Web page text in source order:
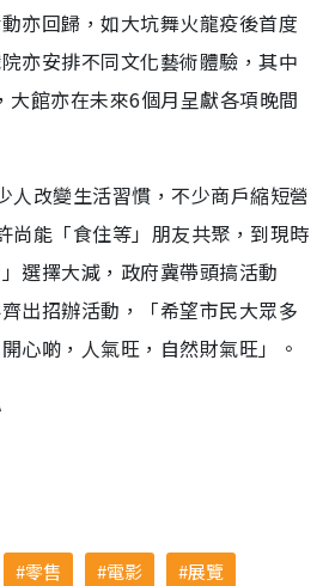
亦回歸，如大坑舞火龍疫後首度
亦安排不同文化藝術體驗，其中
大館亦在未來6個月呈獻各項晚間
人改變生活習慣，不少商戶縮短營
尚能「食住等」朋友共聚，到現時
選擇大減，政府冀帶頭搞活動
出招辦活動，「希望市民大眾多
心啲，人氣旺，自然財氣旺」。
零售 電影
展覽